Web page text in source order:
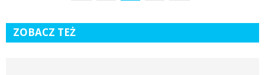
ZOBACZ TEŻ